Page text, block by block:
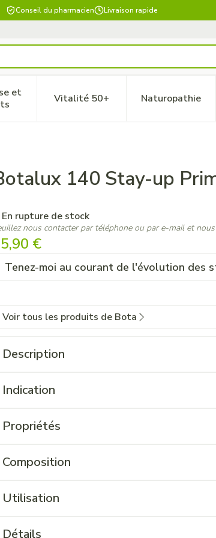
Conseil du pharmacien Livraison rapide
soins et hygiène
la catégorie Régime, alimentation &
et
le sous-menu pour la catégorie
Vitalité 50+Afficher le sous-menu pour la
Naturopathie
Afficher
140 Stay-up
€
Tenez-moi au courant de l'évolution des
En rupture de stock
nous contacter par téléphone ou par e-mail et
Voir tous les produits de Bota
Description
Indication
Propriétés
Composition
Utilisation
Détails